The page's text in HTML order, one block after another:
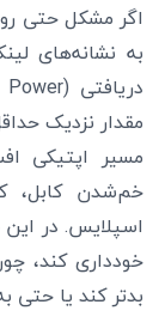
اگر مشکل حتی
مقدار نزدیک
مسیر اپتیکی
خم‌شدن کابل،
اسپلایس. در این
خودداری کند،
بدتر کند یا حتی